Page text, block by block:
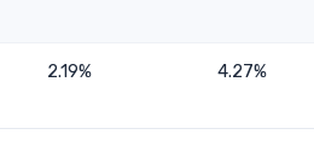
4.27%
2.19%